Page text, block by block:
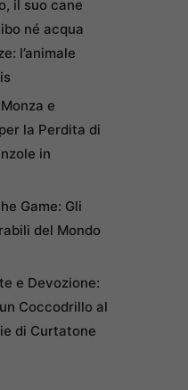
il suo cane
né acqua
l’animale
e
la Perdita di
in
Game: Gli
del Mondo
e Devozione:
Coccodrillo al
di Curtatone